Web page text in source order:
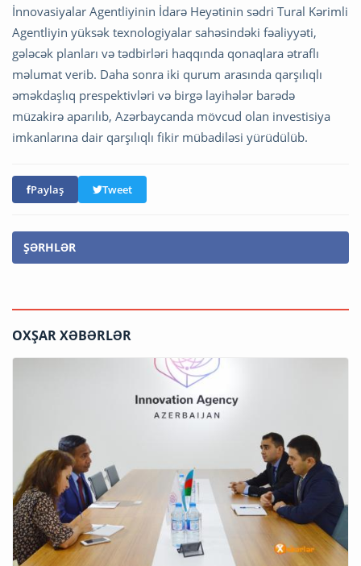
İnnovasiyalar Agentliyinin İdarə Heyətinin sədri Tural Kərimli
Agentliyin yüksək texnologiyalar sahəsindəki fəaliyyəti,
gələcək planları və tədbirləri haqqında qonaqlara ətraflı
məlumat verib. Daha sonra iki qurum arasında qarşılıqlı
əməkdaşlıq prespektivləri və birgə layihələr barədə
müzakirə aparılıb, Azərbaycanda mövcud olan investisiya
imkanlarına dair qarşılıqlı fikir mübadiləsi yürüdülüb.
Paylaş Tweet
ŞƏRHLƏR
OXŞAR XƏBƏRLƏR